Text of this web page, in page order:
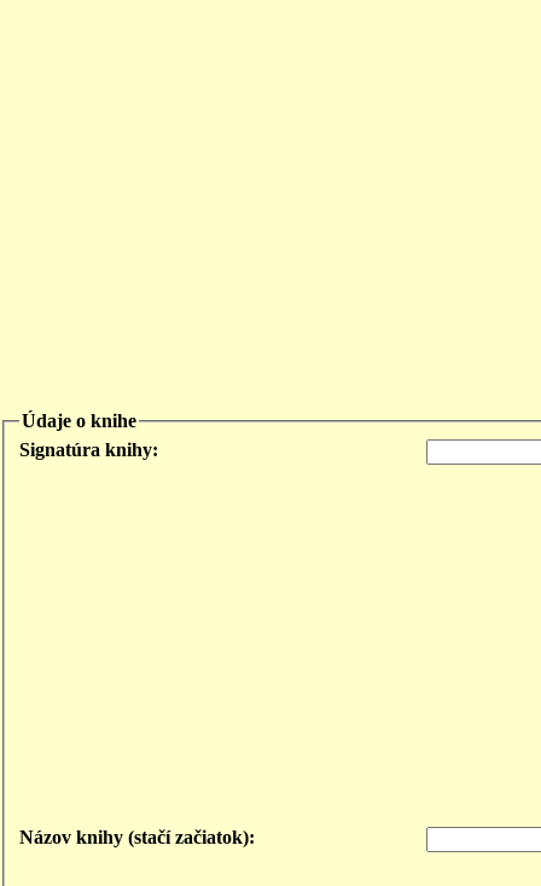
Údaje o knihe
Signatúra knihy:
Názov knihy (stačí začiatok):